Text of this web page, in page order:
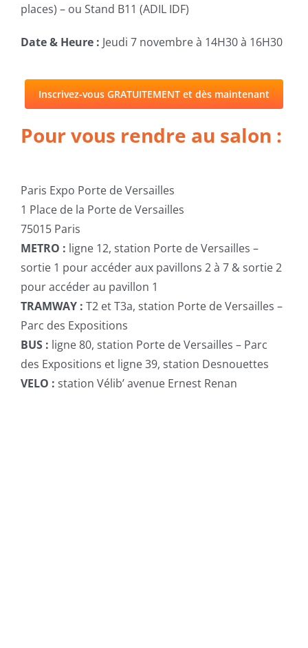
places) – ou Stand B11 (ADIL IDF)
Date & Heure : Jeudi 7 novembre à 14H30 à 16H30
Inscrivez-vous GRATUITEMENT et dès maintenant
Pour vous rendre au salon :
Paris Expo Porte de Versailles
1 Place de la Porte de Versailles
75015 Paris
METRO : ligne 12, station Porte de Versailles –
sortie 1 pour accéder aux pavillons 2 à 7 & sortie 2
pour accéder au pavillon 1
TRAMWAY : T2 et T3a, station Porte de Versailles –
Parc des Expositions
BUS : ligne 80, station Porte de Versailles – Parc
des Expositions et ligne 39, station Desnouettes
VELO : station Vélib’ avenue Ernest Renan